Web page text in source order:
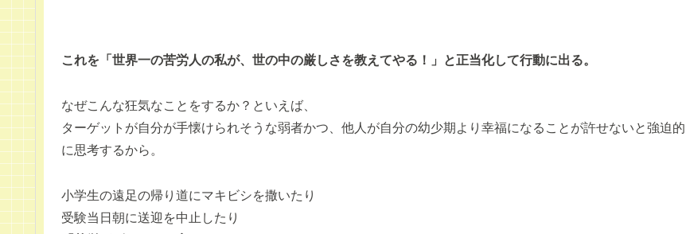
これを「世界一の苦労人の私が、世の中の厳しさを教えてやる！」と正当化して行動に出る。
なぜこんな狂気なことをするか？といえば、
ターゲットが自分が手懐けられそうな弱者かつ、他人が自分の幼少期より幸福になることが許せないと強迫的
に思考するから。
小学生の遠足の帰り道にマキビシを撒いたり
受験当日朝に送迎を中止したり